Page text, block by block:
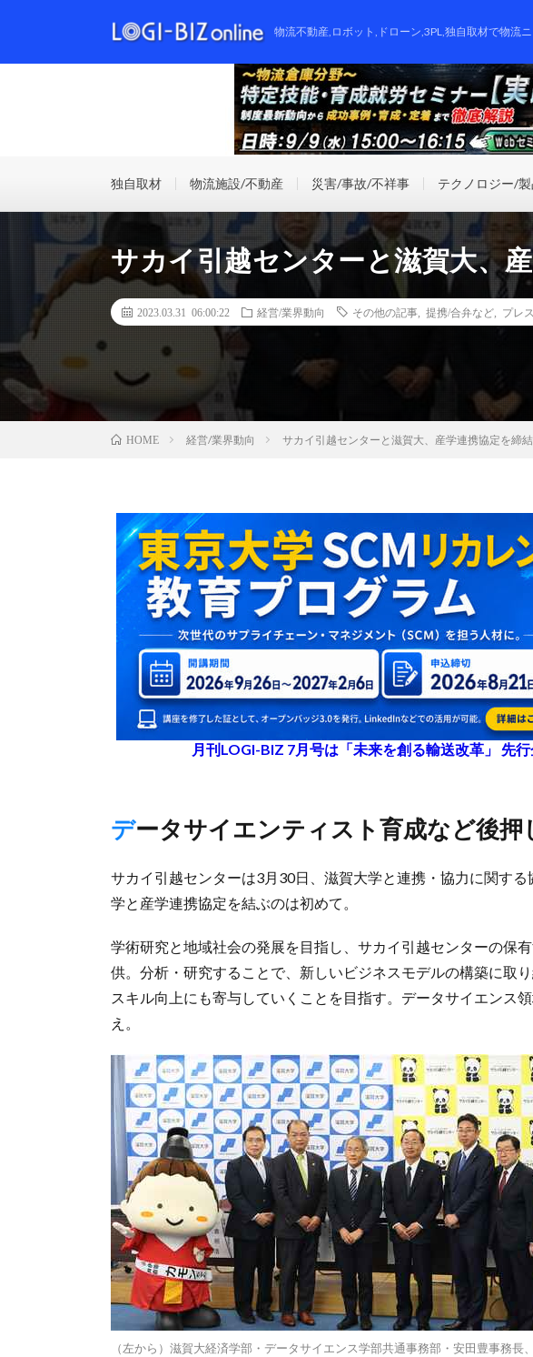
物流不動産,ロボット,ドローン,3PL,独自取材で物流
独自取材 物流施設/不動産 災害/事故/不祥事 テクノロジー/製
サカイ引越センターと滋賀大、
2023.03.31 06:00:22 経営/業界動向 その他の記事 提携/合弁など プレ
HOME 経営/業界動向 サカイ引越センターと滋賀大、産学連携協定を締結
月刊LOGI-BIZ 7月号は「未来を創る輸送改革」 先
データサイエンティスト育成など後押
サカイ引越センターは3月30日、滋賀大学と連携・協力に関す
学と産学連携協定を結ぶのは初めて。
学術研究と地域社会の発展を目指し、サカイ引越センターの保
供。分析・研究することで、新しいビジネスモデルの構築に取
スキル向上にも寄与していくことを目指す。データサイエンス
え。
（左から）滋賀大経済学部・データサイエンス学部共通事務部・安田豊事務